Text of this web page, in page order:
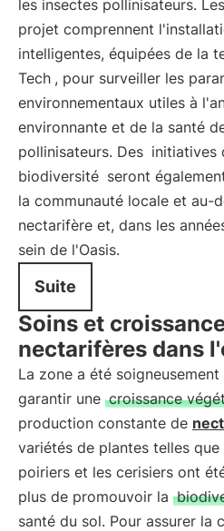
les insectes pollinisateurs.
projet comprennent
intelligentes, équipées de la
Tech , pour surveiller les
environnementaux utiles à
environnante et de la santé
pollinisateurs. Des initiatives
biodiversité seront
la communauté locale et au-
nectarifère et, dans les
sein de l'Oasis.
Suite
Soins et
nectarifères dans
La zone a été
garantir une croissance
production constante de
variétés de plantes telles
poiriers et les cerisiers ont
plus de promouvoir la
santé du sol. Pour assurer la